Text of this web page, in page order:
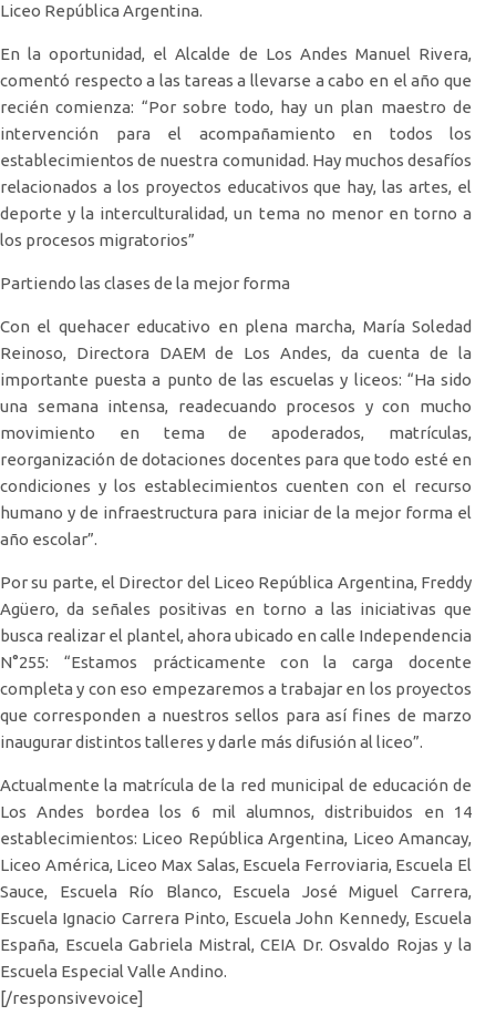
Liceo República Argentina.
En la oportunidad, el Alcalde de Los Andes Manuel Rivera,
comentó respecto a las tareas a llevarse a cabo en el año que
recién comienza: “Por sobre todo, hay un plan maestro de
intervención para el acompañamiento en todos los
establecimientos de nuestra comunidad. Hay muchos desafíos
relacionados a los proyectos educativos que hay, las artes, el
deporte y la interculturalidad, un tema no menor en torno a
los procesos migratorios”
Partiendo las clases de la mejor forma
Con el quehacer educativo en plena marcha, María Soledad
Reinoso, Directora DAEM de Los Andes, da cuenta de la
importante puesta a punto de las escuelas y liceos: “Ha sido
una semana intensa, readecuando procesos y con mucho
movimiento en tema de apoderados, matrículas,
reorganización de dotaciones docentes para que todo esté en
condiciones y los establecimientos cuenten con el recurso
humano y de infraestructura para iniciar de la mejor forma el
año escolar”.
Por su parte, el Director del Liceo República Argentina, Freddy
Agüero, da señales positivas en torno a las iniciativas que
busca realizar el plantel, ahora ubicado en calle Independencia
N°255: “Estamos prácticamente con la carga docente
completa y con eso empezaremos a trabajar en los proyectos
que corresponden a nuestros sellos para así fines de marzo
inaugurar distintos talleres y darle más difusión al liceo”.
Actualmente la matrícula de la red municipal de educación de
Los Andes bordea los 6 mil alumnos, distribuidos en 14
establecimientos: Liceo República Argentina, Liceo Amancay,
Liceo América, Liceo Max Salas, Escuela Ferroviaria, Escuela El
Sauce, Escuela Río Blanco, Escuela José Miguel Carrera,
Escuela Ignacio Carrera Pinto, Escuela John Kennedy, Escuela
España, Escuela Gabriela Mistral, CEIA Dr. Osvaldo Rojas y la
Escuela Especial Valle Andino.
[/responsivevoice]